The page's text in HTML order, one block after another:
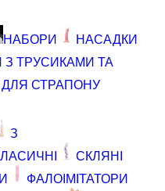
НАБОРИ
НАСАДКИ
ТРУСИКАМИ ТА
СТРАПОНУ
З
СКЛЯНІ
ФАЛОІМІТАТОРИ